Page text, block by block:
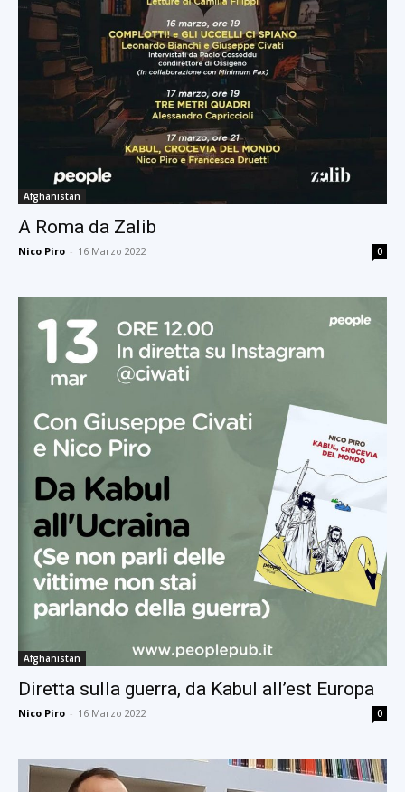
Afghanistan
A Roma da Zalib
Nico Piro - 16 Marzo 2022 0
Afghanistan
Diretta sulla guerra, da Kabul all’est Europa
Nico Piro - 16 Marzo 2022 0